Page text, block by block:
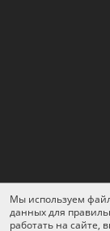
Мы используем
данных для
работать на сайте,